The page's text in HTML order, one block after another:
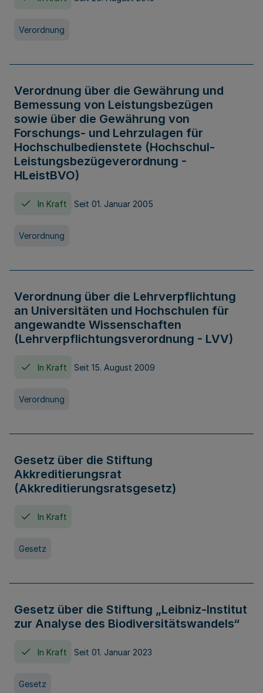
Verordnung
Verordnung über die Gewährung und
Bemessung von Leistungsbezügen
sowie über die Gewährung von
Forschungs- und Lehrzulagen für
Hochschulbedienstete (Hochschul-
Leistungsbezügeverordnung -
HLeistBVO)
In Kraft Seit 01. Januar 2005
Verordnung
Verordnung über die Lehrverpflichtung
an Universitäten und Hochschulen für
angewandte Wissenschaften
(Lehrverpflichtungsverordnung - LVV)
In Kraft Seit 15. August 2009
Verordnung
Gesetz über die Stiftung
Akkreditierungsrat
(Akkreditierungsratsgesetz)
In Kraft
Gesetz
Gesetz über die Stiftung „Leibniz-Institut
zur Analyse des Biodiversitätswandels“
In Kraft Seit 01. Januar 2023
Gesetz